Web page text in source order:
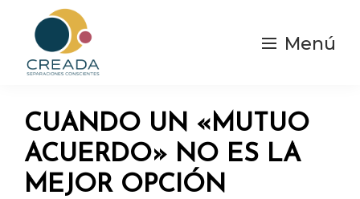
contenido
principal
Separación
Consciente
y
divorcios
Conscientes
Menú
CUANDO UN «MUTUO
ACUERDO» NO ES LA
MEJOR OPCIÓN